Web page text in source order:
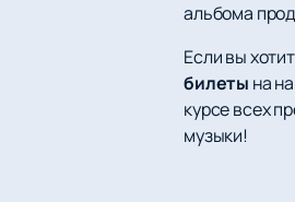
альбома
Если вы
билеты на
курсе всех
музыки!